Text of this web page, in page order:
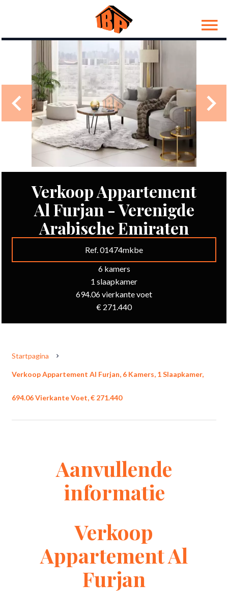
Verkoop Appartement
Al Furjan - Verenigde
Arabische Emiraten
Ref. 01474mkbe
6 kamers
1 slaapkamer
694.06 vierkante voet
€ 271.440
Startpagina
Verkoop Appartement Al Furjan, 6 Kamers, 1 Slaapkamer,
694.06 Vierkante Voet, € 271.440
Aanvullende
informatie
Verkoop
Appartement Al
Furjan